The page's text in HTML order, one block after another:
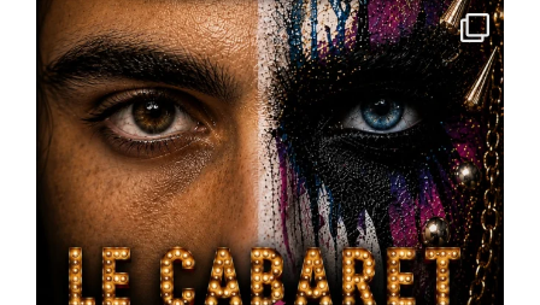
Un personnage unique.
Votre personnage.
À chaque...See More
Photo
View on Facebook · Share
Scène Dramatique Ackermann
1 month ago